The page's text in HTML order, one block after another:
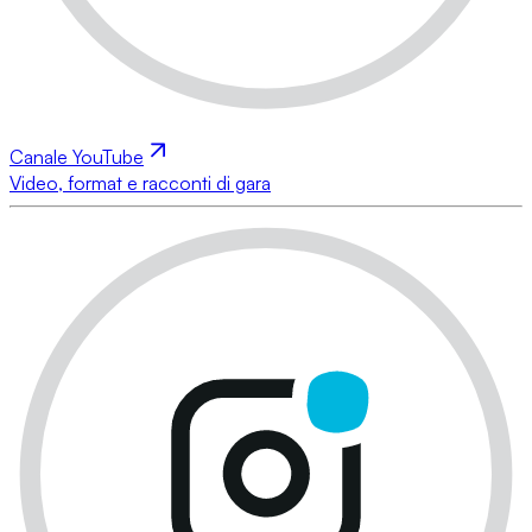
Canale YouTube
Video, format e racconti di gara